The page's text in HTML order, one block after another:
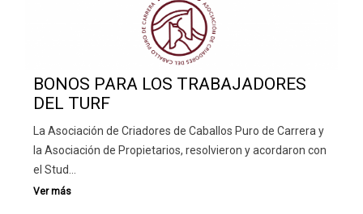
BONOS PARA LOS TRABAJADORES
DEL TURF
La Asociación de Criadores de Caballos Puro de Carrera y
la Asociación de Propietarios, resolvieron y acordaron con
el Stud…